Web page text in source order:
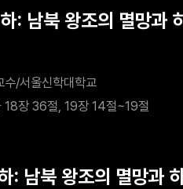
: 남북 왕조의 멸망과
수/서울신학대학교
18장 36절, 19장 14절~19절
: 남북 왕조의 멸망과